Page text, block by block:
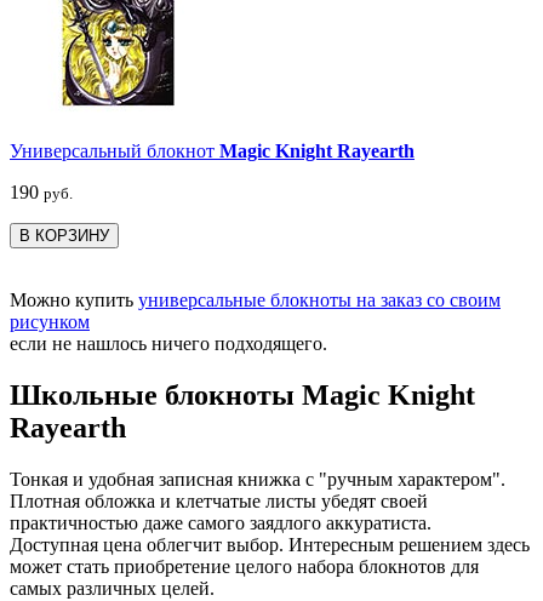
Универсальный блокнот Magic Knight Rayearth
190 руб.
В КОРЗИНУ
Можно купить универсальные блокноты на заказ со своим
рисунком
если не нашлось ничего подходящего.
Школьные блокноты Magic Knight
Rayearth
Тонкая и удобная записная книжка с "ручным характером".
Плотная обложка и клетчатые листы убедят своей
практичностью даже самого заядлого аккуратиста.
Доступная цена облегчит выбор. Интересным решением здесь
может стать приобретение целого набора блокнотов для
самых различных целей.